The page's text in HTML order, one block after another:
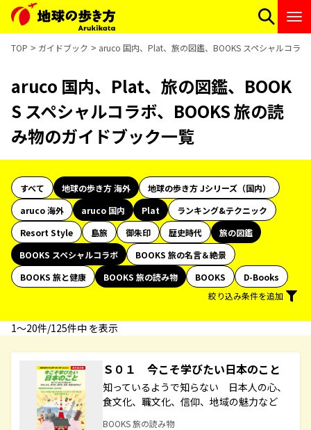
TOP ガイドブック aruco 国内、Plat、旅の図鑑、BOOKS スペシャルコラ
aruco 国内、Plat、旅の図鑑、BOOK
S スペシャルコラボ、BOOKS 旅の読
み物のガイドブック一覧
すべて 地球の歩き方 海外
地球の歩き方 Jシリーズ（国内）
aruco 海外
aruco 国内 Plat
ランキング&テクニック
Resort Style
島旅 御朱印 歴史時代
旅の図鑑
BOOKS スペシャルコラボ
BOOKS 旅の名言＆絶景
BOOKS 旅と健康
BOOKS 旅の読み物 BOOKS
D-Books
絞り込み条件を追加
1〜20件/125件中 を表示
Ｓ０１ 今こそ学びたい日本のこと
知っているようで知らない 日本人の心、
食文化、職文化、信仰、地域の魅力など
BOOKS 旅の読み物